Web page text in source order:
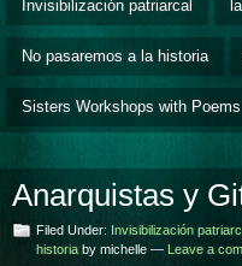
Invisibilización patriarcal
No pasaremos a la historia
Sisters Workshops with Poems
Anarquistas y
Filed Under: Invisibilización
historia by michelle — Leave a